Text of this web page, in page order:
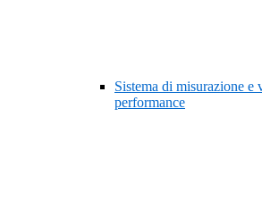
Sistema di misurazione e
performance